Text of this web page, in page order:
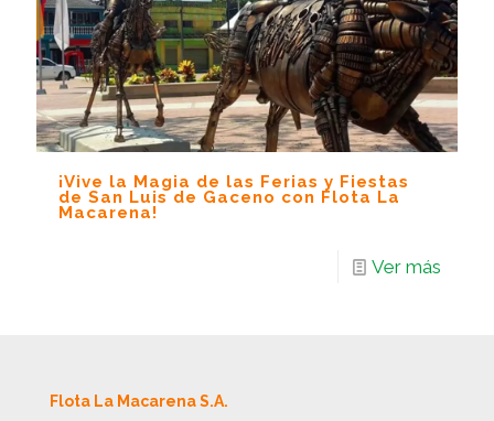
¡Vive la Magia de las Ferias y Fiestas
de San Luis de Gaceno con Flota La
Macarena!
Ver más
Flota La Macarena S.A.